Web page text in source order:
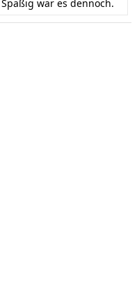
war es dennoch.